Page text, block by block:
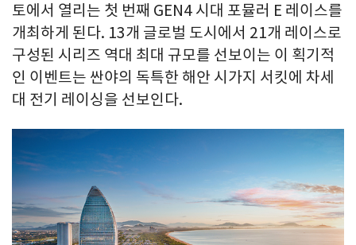
토에서 열리는 첫 번째 GEN4 시대 포뮬러 E 레이스를
개최하게 된다. 13개 글로벌 도시에서 21개 레이스로
구성된 시리즈 역대 최대 규모를 선보이는 이 획기적
인 이벤트는 싼야의 독특한 해안 시가지 서킷에 차세
대 전기 레이싱을 선보인다.